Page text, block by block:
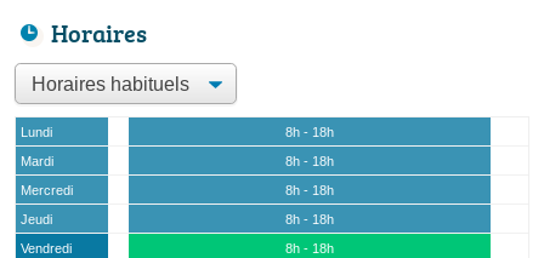
Horaires
Lundi
8h - 18h
Mardi
8h - 18h
Mercredi
8h - 18h
Jeudi
8h - 18h
Vendredi
8h - 18h